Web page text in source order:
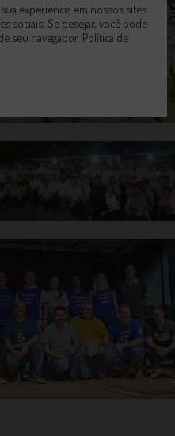
experiência em nossos sites
sociais. Se desejar, você pode
seu navegador. Política de